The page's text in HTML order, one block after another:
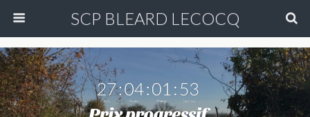
SCP BLEARD LECOCQ